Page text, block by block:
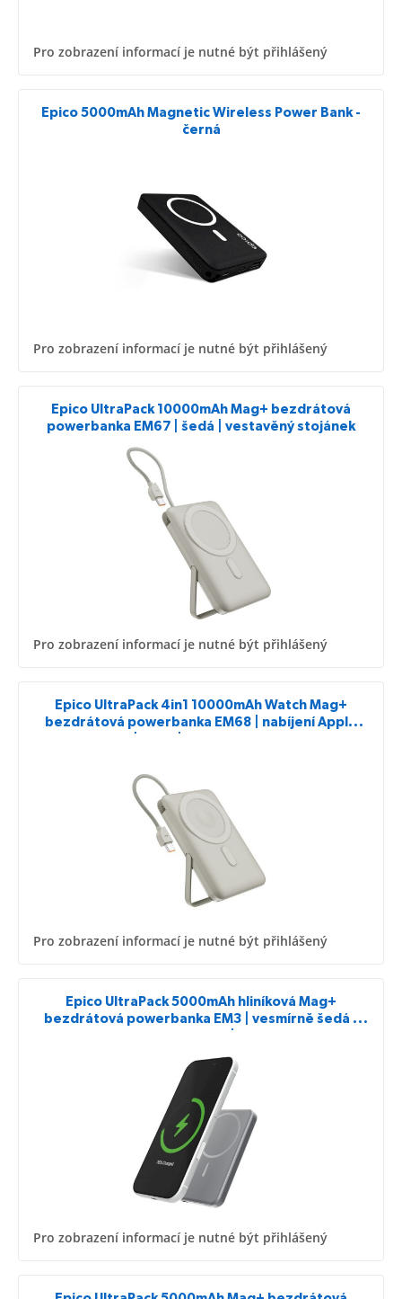
Pro zobrazení informací je nutné být přihlášený
Epico 5000mAh Magnetic Wireless Power Bank -
černá
Pro zobrazení informací je nutné být přihlášený
Epico UltraPack 10000mAh Mag+ bezdrátová
powerbanka EM67 | šedá | vestavěný stojánek
Pro zobrazení informací je nutné být přihlášený
Epico UltraPack 4in1 10000mAh Watch Mag+
bezdrátová powerbanka EM68 | nabíjení Apple
Pro zobrazení informací je nutné být přihlášený
Epico UltraPack 5000mAh hliníková Mag+
bezdrátová powerbanka EM3 | vesmírně šedá |
Pro zobrazení informací je nutné být přihlášený